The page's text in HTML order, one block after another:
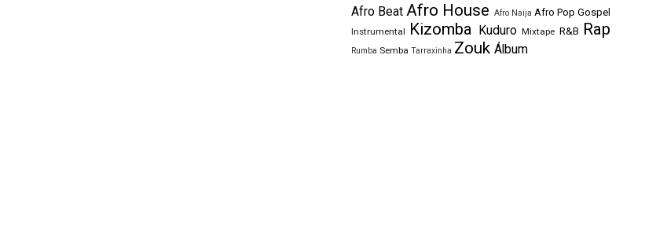
Afro Beat Afro House Afro Naija Afro Pop Gospel
Instrumental Kizomba Kuduro Mixtape R&B Rap
Rumba Semba Tarraxinha Zouk Álbum